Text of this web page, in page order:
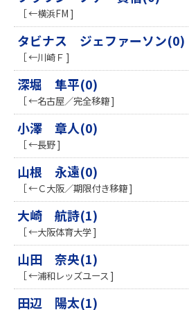
［ ←横浜FM ]
タビナス ジェファーソン(0)
［ ←川崎Ｆ ]
深堀 隼平(0)
［ ←名古屋／完全移籍 ]
小澤 章人(0)
［ ←長野 ]
山根 永遠(0)
［ ←Ｃ大阪／期限付き移籍 ]
大崎 航詩(1)
［ ←大阪体育大学 ]
山田 奈央(1)
［ ←浦和レッズユース ]
田辺 陽太(1)